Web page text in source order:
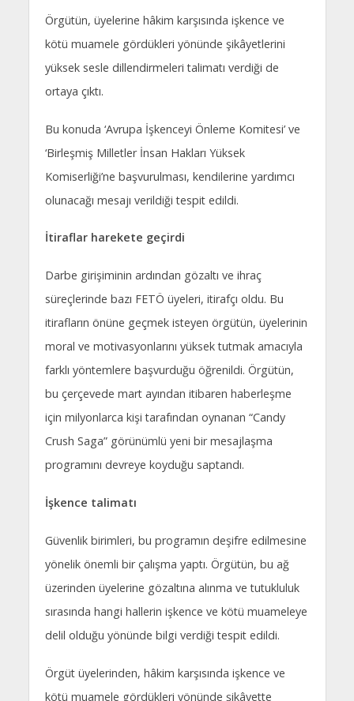
Örgütün, üyelerine hâkim karşısında işkence ve
kötü muamele gördükleri yönünde şikâyetlerini
yüksek sesle dillendirmeleri talimatı verdiği de
ortaya çıktı.
Bu konuda ‘Avrupa İşkenceyi Önleme Komitesi’ ve
‘Birleşmiş Milletler İnsan Hakları Yüksek
Komiserliği’ne başvurulması, kendilerine yardımcı
olunacağı mesajı verildiği tespit edildi.
İtiraflar harekete geçirdi
Darbe girişiminin ardından gözaltı ve ihraç
süreçlerinde bazı FETÖ üyeleri, itirafçı oldu. Bu
itirafların önüne geçmek isteyen örgütün, üyelerinin
moral ve motivasyonlarını yüksek tutmak amacıyla
farklı yöntemlere başvurduğu öğrenildi. Örgütün,
bu çerçevede mart ayından itibaren haberleşme
için milyonlarca kişi tarafından oynanan “Candy
Crush Saga” görünümlü yeni bir mesajlaşma
programını devreye koyduğu saptandı.
İşkence talimatı
Güvenlik birimleri, bu programın deşifre edilmesine
yönelik önemli bir çalışma yaptı. Örgütün, bu ağ
üzerinden üyelerine gözaltına alınma ve tutukluluk
sırasında hangi hallerin işkence ve kötü muameleye
delil olduğu yönünde bilgi verdiği tespit edildi.
Örgüt üyelerinden, hâkim karşısında işkence ve
kötü muamele gördükleri yönünde şikâyette